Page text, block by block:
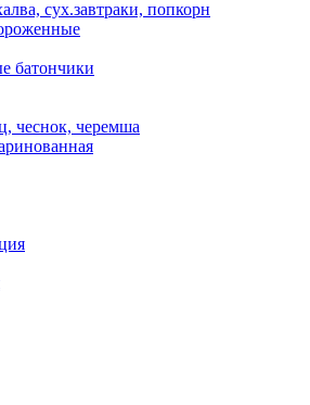
сух.завтраки, попкорн
батончики
чеснок, черемша